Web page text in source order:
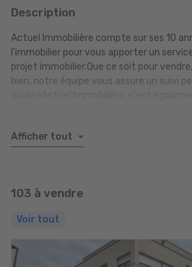
Description
Actuel Immobilière compte sur ses 10
l'immobilier pour vous apporter un
projet immobilier.Que ce soit pour
bien, notre équipe vous assure un suivi
constructions de qualité, respectant
Afficher tout
103 à vendre
Voir tout